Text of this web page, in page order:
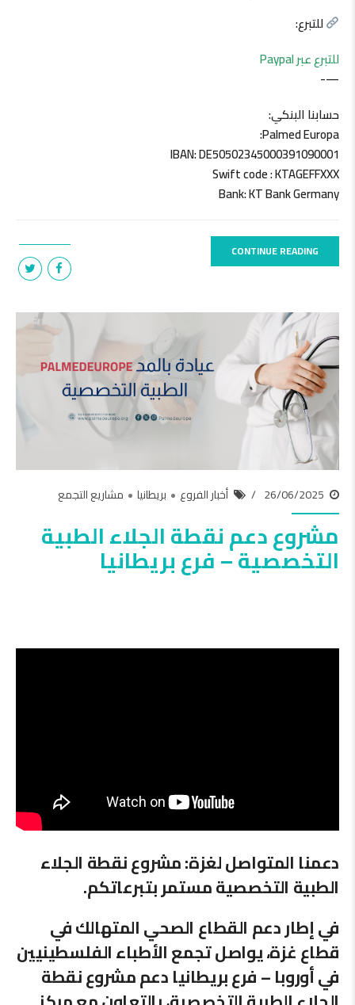
للتبرع:
للتبرع عبر Paypal
—-
حسابنا البنكي:
Palmed Europa:
IBAN: DE50502345000391090001
Swift code : KTAGEFFXXX
Bank: KT Bank Germany
CONTINUE READING
26/06/2025 أخبار الفروع بريطانيا مشاريع التجمع
مشروع دعم نقطة الجلاء الطبية
التخصصية – فرع بريطانيا
دعمنا المتواصل لغزة: مشروع نقطة الجلاء
الطبية التخصصية مستمر بتبرعاتكم.
في إطار دعم القطاع الصحي المتهالك في
قطاع غزة، يواصل تجمع الأطباء الفلسطينيين
في أوروبا – فرع بريطانيا دعم مشروع نقطة